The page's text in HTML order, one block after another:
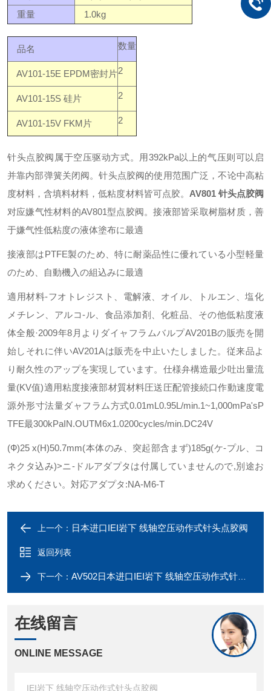
重量
1.0kg
品名 数量
AV101-15E EPDM密封片2
AV101-15S 硅片 2
AV101-15V FKM片 2
针头点胶阀属于空压驱动方式。用392kPa以上的气压则可以启
并靠内部弹簧关闭阀。针头点胶阀的使用范围广泛，不论中高粘
度材料，含填料材料，低粘度材料皆可点胶。 AV801 针头点胶阀
对应嫌气性材料的AV801型点胶阀。接液部皆采取树脂材质，善
于嫌气性低粘度の液体塗布に最適
接液部はPTFE製のため、特に耐薬品性に優れている小型軽量
のため、自動機入の組込みに最適
適用材料-フオトレジスト、電解液、オイル、トルエン、塩化
メチレン、アルコ-ル、食品添加剤、化粧品、その他低粘度液
体全般·2009年8月よりダイャフラムバルプAV201Bの販売を開
始しそれに伴いAV201Aは販壳を中止いたしました。従来品よ
り耐久性のアップを実現しています。仕様弁構造最少吐出量流
量(KV值)適用粘度接液部材質材料圧送圧配管接続口作動速度電
源外形寸法量ダャフラム方式0.01mL0.95L/min.1~1,000mPa'sP
TFE最300kPaIN.OUTM6x1.0200cycles/min.DC24V
(Ф)25 x(H)50.7mm(本体のみ、突起部含まず)185g(ケ-プル、コ
ネクタ込み)>ニ-ドルアダプタは付属していませんので,別途お
求めください。対応アダプタ:NA-M6-T
上一个： 日本进口IEI岩下 线轴空压动作式针头点胶阀
返回列表
下一个： AV502日本进口IEI岩下 线轴空压动作式针头点胶阀
在线留言
ONLINE MESSAGE